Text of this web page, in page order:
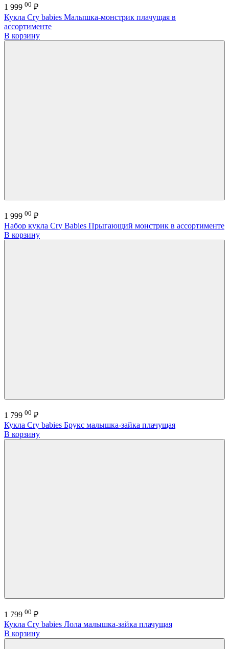
1 999 00 ₽
Кукла Cry babies Малышка-монстрик плачущая в
ассортименте
В корзину
1 999 00 ₽
Набор кукла Cry Babies Прыгающий монстрик в ассортименте
В корзину
1 799 00 ₽
Кукла Сry babies Брукс малышка-зайка плачущая
В корзину
1 799 00 ₽
Кукла Cry babies Лола малышка-зайка плачущая
В корзину